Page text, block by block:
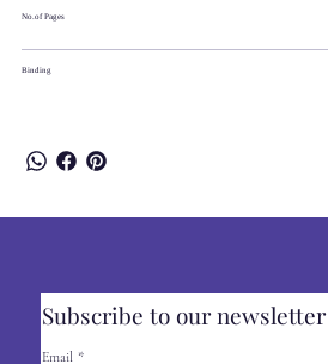
No.of Pages
Binding
Subscribe to our newsletter
Email *